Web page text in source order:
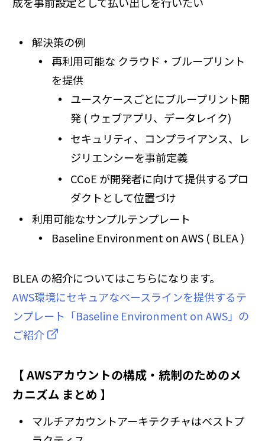
解決策の例
再利用可能な クラウド・ブループリント
を提供
ユースケースごとにブループリント開
発 ( ウェブアプリ、データレイク)
セキュリティ、コンプライアンス、レ
ジリエンシーを事前定義
CCoE が開発者に向けて提供するプロ
ダクトとして位置づけ
利用可能なサンプルテンプレート
Baseline Environment on AWS ( BLEA )
BLEA の紹介についてはこちらになります。
AWS環境にセキュアなベースラインを提供するテ
ンプレート「Baseline Environment on AWS」の
ご紹介
【 AWSアカウントの構成・統制のためのメ
カニズム まとめ 】
マルチアカウントアーキテクチャはベストプ